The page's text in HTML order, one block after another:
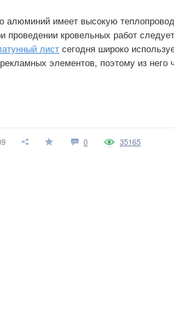
алюминий имеет высокую
кровельных работ
лист сегодня широко
элементов, поэтому из него
0 35165